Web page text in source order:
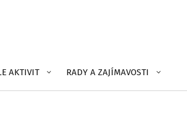
AKTIVIT RADY A ZAJÍMAVOSTI